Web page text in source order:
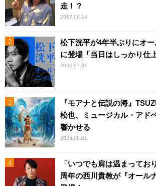
走！？
2017.08.14
松下洸平が4年半ぶりにオ
に登場「当日はしっかり仕
2026.07.31
『モアナと伝説の海』
松也、ミュージカル・アド
響かせる
2026.08.01
「いつでも肩は温まってお
周年の西川貴教が『オール